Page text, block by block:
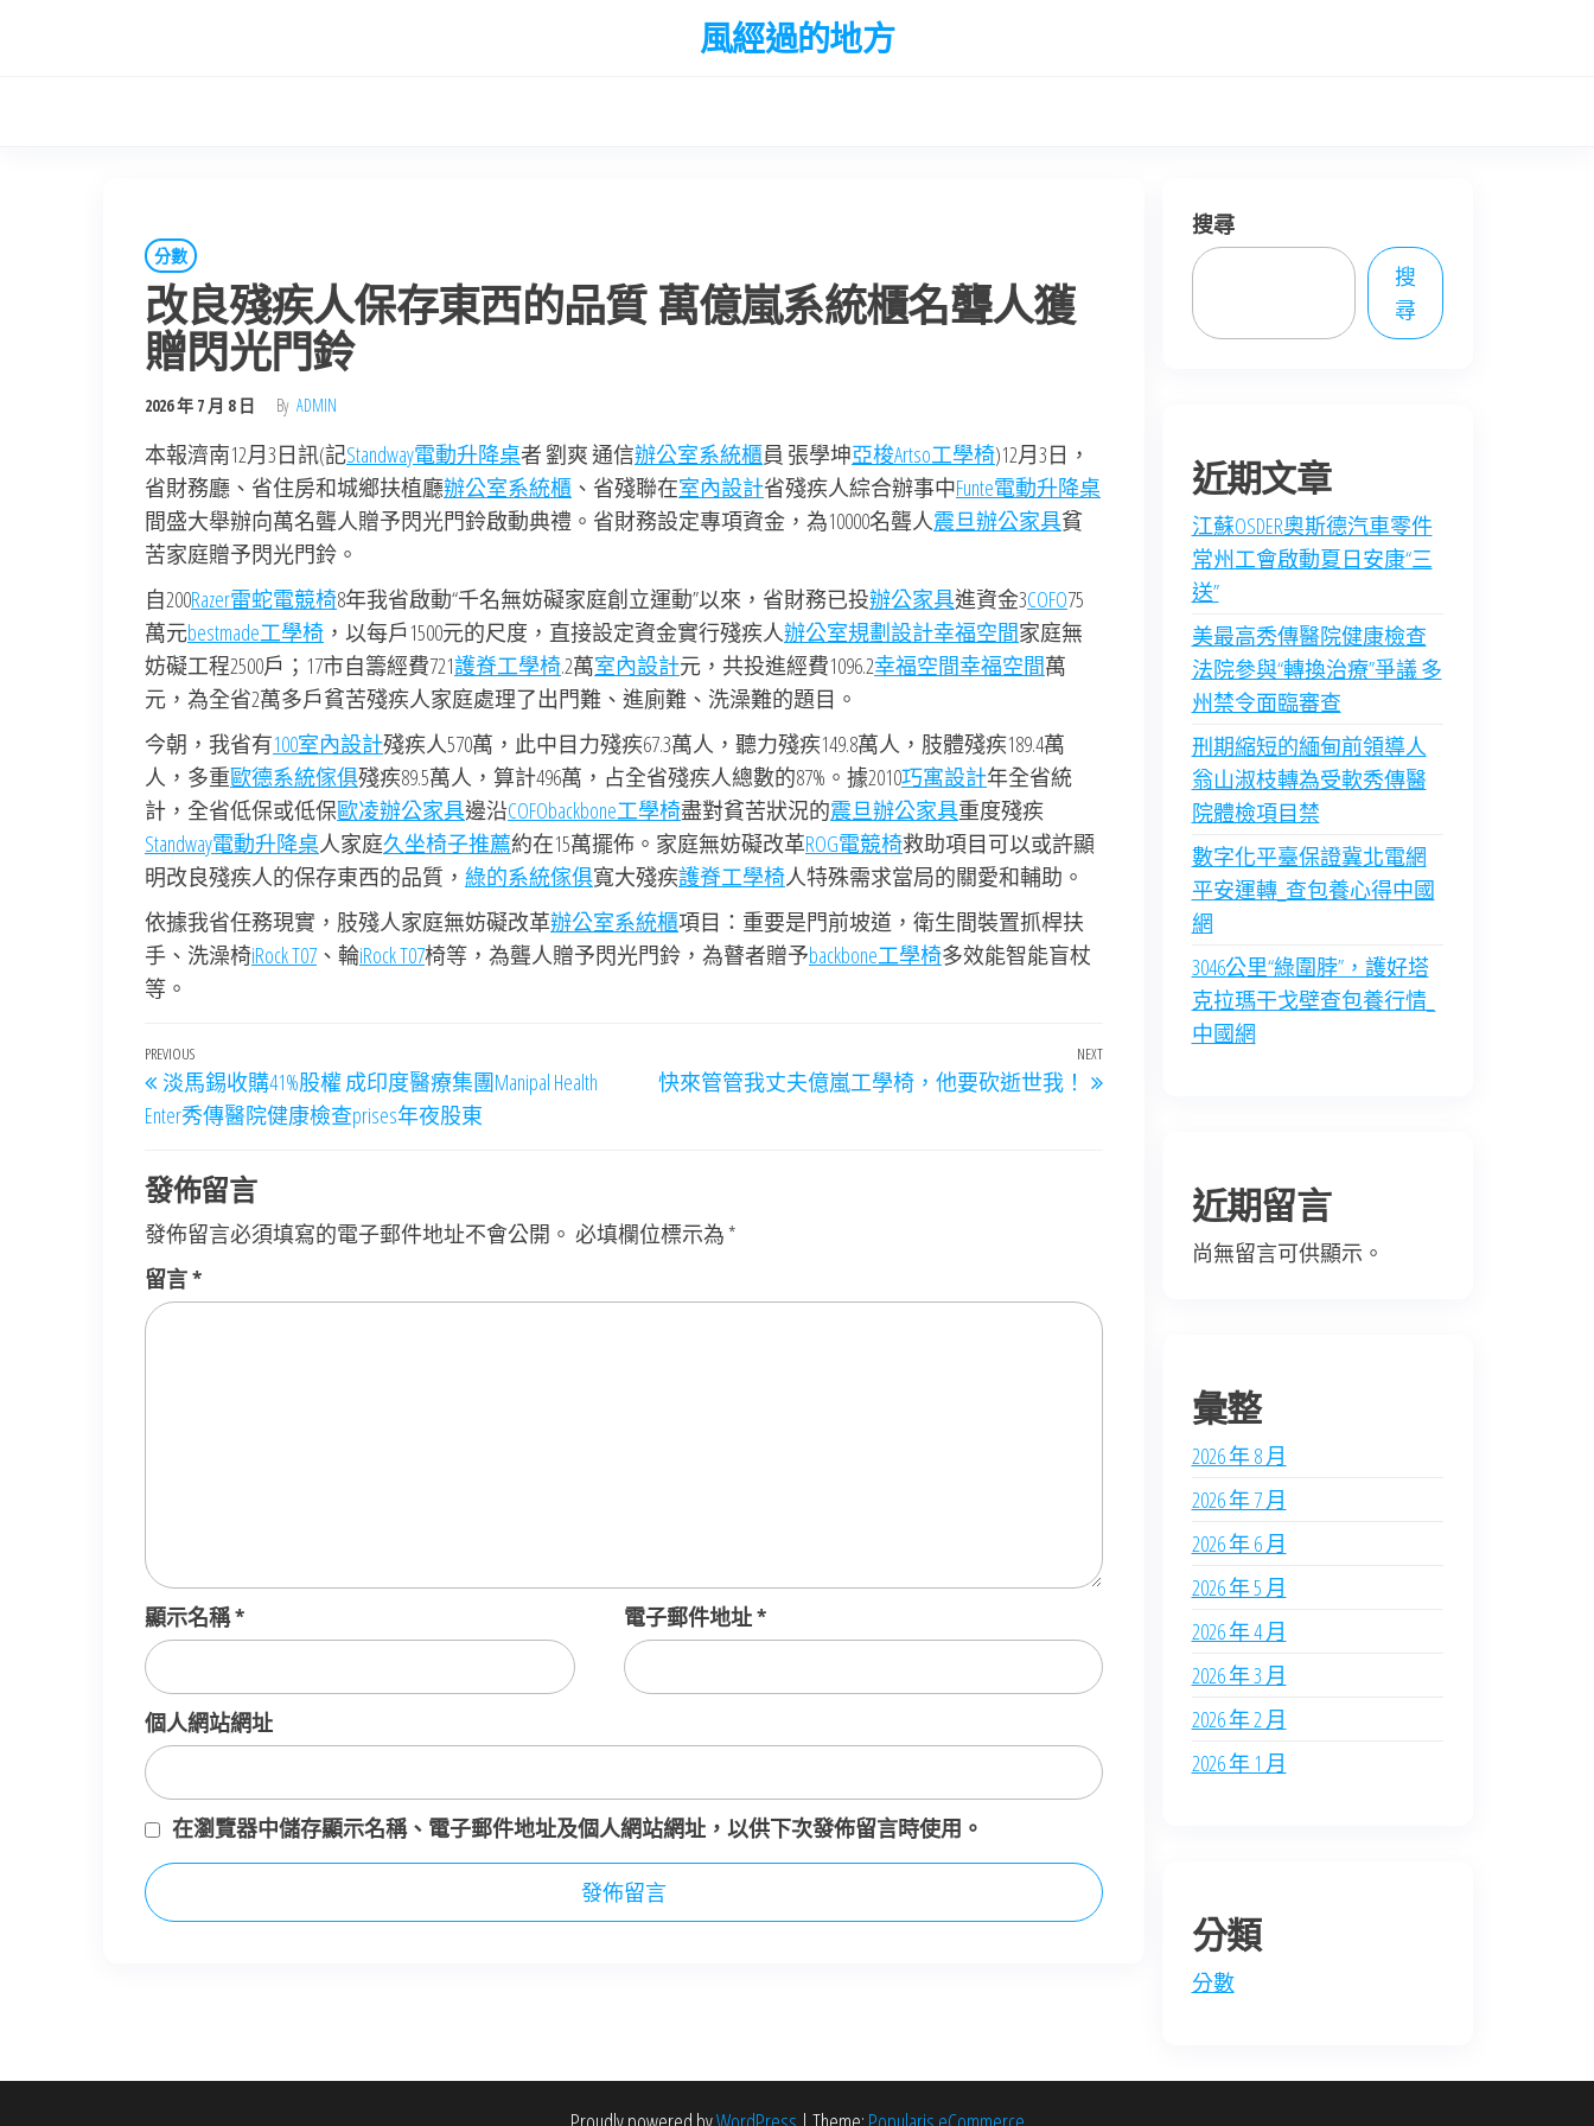
風經過的地方
分數
改良殘疾人保存東西的品質 萬億嵐系統櫃名聾人獲
贈閃光門鈴
2026 年 7 月 8 日 By ADMIN
本報濟南12月3日訊(記Standway電動升降桌者 劉爽 通信辦公室系統櫃員 張學坤亞梭Artso工學椅)12月3日，
省財務廳、省住房和城鄉扶植廳辦公室系統櫃 、省殘聯在室內設計省殘疾人綜合辦事中Funte電動升降桌
間盛大舉辦向萬名聾人贈予閃光門鈴啟動典禮。省財務設定專項資金，為10000名聾人震旦辦公家具貧
苦家庭贈予閃光門鈴。
自200Razer雷蛇電競椅8年我省啟動“千名無妨礙家庭創立運動”以來，省財務已投辦公家具進資金3COFO75
萬元bestmade工學椅 ，以每戶1500元的尺度，直接設定資金實行殘疾人辦公室規劃設計幸福空間家庭無
妨礙工程2500戶；17市自籌經費721護脊工學椅.2萬室內設計元，共投進經費1096.2幸福空間幸福空間萬
元，為全省2萬多戶貧苦殘疾人家庭處理了出門難、進廁難、洗澡難的題目。
今朝，我省有100室內設計殘疾人570萬，此中目力殘疾67.3萬人，聽力殘疾149.8萬人，肢體殘疾189.4萬
人，多重歐德系統傢俱殘疾89.5萬人，算計496萬，占全省殘疾人總數的87%。據2010巧寓設計年全省統
計，全省低保或低保歐凌辦公家具邊沿COFObackbone工學椅盡對貧苦狀況的震旦辦公家具重度殘疾
Standway電動升降桌人家庭久坐椅子推薦約在15萬擺佈。家庭無妨礙改革ROG電競椅救助項目可以或許顯
明改良殘疾人的保存東西的品質， 綠的系統傢俱寬大殘疾護脊工學椅人特殊需求當局的關愛和輔助。
依據我省任務現實，肢殘人家庭無妨礙改革辦公室系統櫃項目：重要是門前坡道，衛生間裝置抓桿扶
手、洗澡椅iRock T07 、輪iRock T07椅等，為聾人贈予閃光門鈴，為瞽者贈予backbone工學椅多效能智能盲杖
等。
文
章
導
覽
Previous
Post
PREVIOUS
淡馬錫收購41%股權 成印度醫療集團Manipal Health
Enter秀傳醫院健康檢查prises年夜股東
Next
Post
NEXT
快來管管我丈夫億嵐工學椅，他要砍逝世我！
發佈留言
發佈留言必須填寫的電子郵件地址不會公開。 必填欄位標示為 *
留言*
顯示名稱* 電子郵件地址*
個人網站網址
在瀏覽器中儲存顯示名稱、電子郵件地址及個人網站網址，以供下次發佈留言時使用。
搜尋
搜
尋
近期文章
江蘇OSDER奧斯德汽車零件
常州工會啟動夏日安康“三
送”
美最高秀傳醫院健康檢查
法院參與“轉換治療”爭議 多
州禁令面臨審查
刑期縮短的緬甸前領導人
翁山淑枝轉為受軟秀傳醫
院體檢項目禁
數字化平臺保證冀北電網
平安運轉_查包養心得中國
網
3046公里“綠圍脖”，護好塔
克拉瑪干戈壁查包養行情_
中國網
近期留言
尚無留言可供顯示。
彙整
2026 年 8 月
2026 年 7 月
2026 年 6 月
2026 年 5 月
2026 年 4 月
2026 年 3 月
2026 年 2 月
2026 年 1 月
分類
分數